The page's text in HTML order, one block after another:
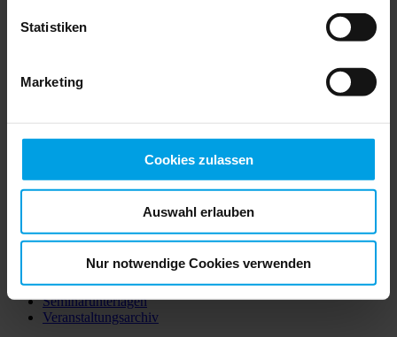
Statistiken
Marketing
Cookies zulassen
Auswahl erlauben
Nur notwendige Cookies verwenden
Service
Rechtsberatung-Hotline
Musterverträge
Praxisratgeber
Seminare/Webinare
Aktuelle Termine
Seminarunterlagen
Veranstaltungsarchiv